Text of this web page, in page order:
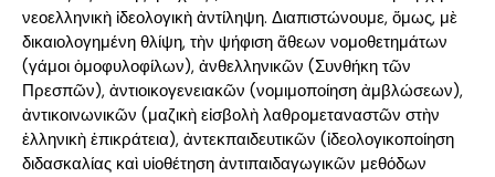
νεοελληνικὴ ἰδεολογικὴ ἀντίληψη. Διαπιστώνουμε, ὅμως, μὲ
δικαιολογημένη θλίψη, τὴν ψήφιση ἄθεων νομοθετημάτων
(γάμοι ὁμοφυλοφίλων), ἀνθελληνικῶν (Συνθήκη τῶν
Πρεσπῶν), ἀντιοικογενειακῶν (νομιμοποίηση ἀμβλώσεων),
ἀντικοινωνικῶν (μαζικὴ εἰσβολὴ λαθρομεταναστῶν στὴν
ἑλληνικὴ ἐπικράτεια), ἀντεκπαιδευτικῶν (ἰδεολογικοποίηση
διδασκαλίας καὶ υἱοθέτηση ἀντιπαιδαγωγικῶν μεθόδων